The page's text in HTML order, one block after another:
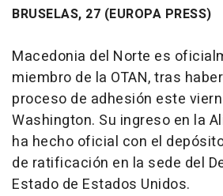
BRUSELAS, 27 (EUROPA PRESS)
Macedonia del Norte es
miembro de la OTAN, tras
proceso de adhesión este
Washington. Su ingreso en la
ha hecho oficial con el
de ratificación en la sede del
Estado de Estados Unidos.